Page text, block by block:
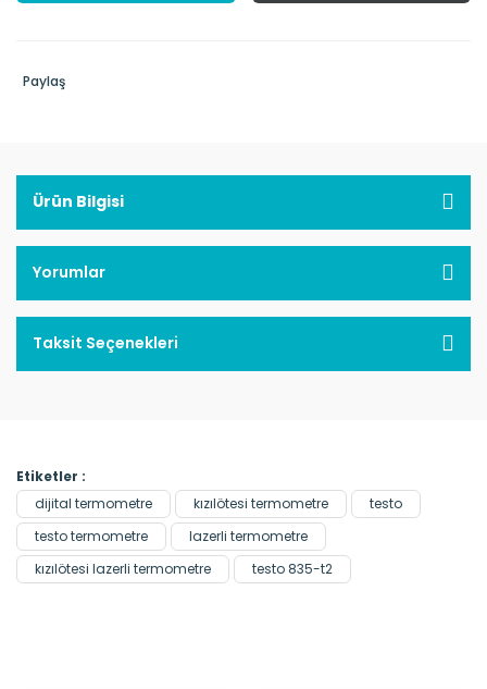
Paylaş
Ürün Bilgisi
Yorumlar
Taksit Seçenekleri
Etiketler :
dijital termometre
kızılötesi termometre
testo
testo termometre
lazerli termometre
kızılötesi lazerli termometre
testo 835-t2